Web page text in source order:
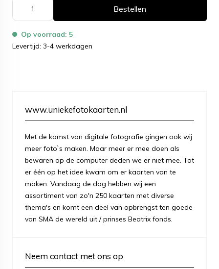
Bestellen
Op voorraad: 5
Levertijd: 3-4 werkdagen
www.uniekefotokaarten.nl
Met de komst van digitale fotografie gingen ook wij
meer foto`s maken. Maar meer er mee doen als
bewaren op de computer deden we er niet mee. Tot
er één op het idee kwam om er kaarten van te
maken. Vandaag de dag hebben wij een
assortiment van zo'n 250 kaarten met diverse
thema's en komt een deel van opbrengst ten goede
van SMA de wereld uit / prinses Beatrix fonds.
Neem contact met ons op